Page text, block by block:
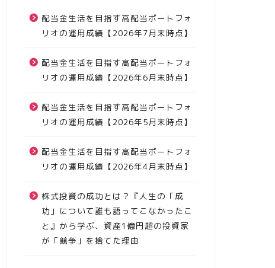
配当金生活を目指す高配当ポートフォ
リオの運用成績【2026年7月末時点】
配当金生活を目指す高配当ポートフォ
リオの運用成績【2026年6月末時点】
配当金生活を目指す高配当ポートフォ
リオの運用成績【2026年5月末時点】
配当金生活を目指す高配当ポートフォ
リオの運用成績【2026年4月末時点】
株式投資の成功とは？『人生の「成
功」について誰も語ってこなかったこ
と』から学ぶ、資産1億円超の投資家
が「競争」を捨てた理由